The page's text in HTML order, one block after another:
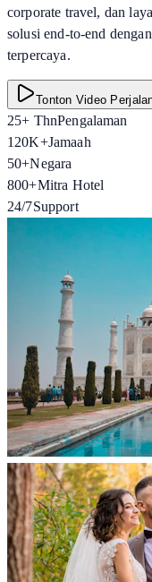
corporate travel, dan
solusi end-to-end
terpercaya.
Tonton Video
25+ ThnPengalaman
120K+Jamaah
50+Negara
800+Mitra Hotel
24/7Support